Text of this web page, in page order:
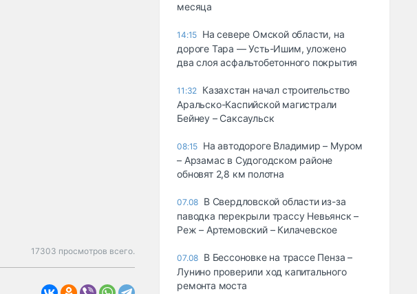
17303 просмотров всего.
месяца
14:15 На севере Омской области, на
дороге Тара — Усть-Ишим, уложено
два слоя асфальтобетонного покрытия
11:32 Казахстан начал строительство
Аральско-Каспийской магистрали
Бейнеу – Саксаульск
08:15 На автодороге Владимир – Муром
– Арзамас в Судогодском районе
обновят 2,8 км полотна
07.08 В Свердловской области из-за
паводка перекрыли трассу Невьянск –
Реж – Артемовский – Килачевское
07.08 В Бессоновке на трассе Пенза –
Лунино проверили ход капитального
ремонта моста